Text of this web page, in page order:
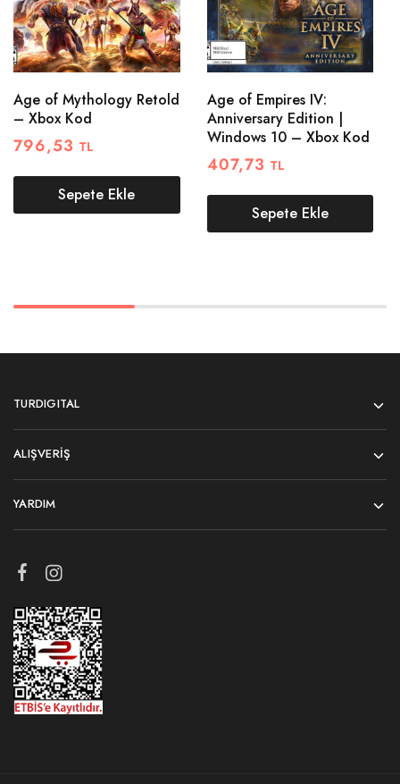
Age of Mythology Retold
– Xbox Kod
796,53 TL
Sepete Ekle
Age of Empires IV:
Anniversary Edition |
Windows 10 – Xbox Kod
407,73 TL
Sepete Ekle
TURDIGITAL
ALIŞVERIŞ
YARDIM